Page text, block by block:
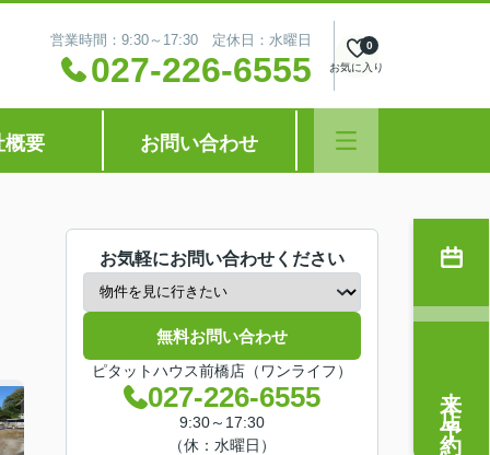
営業時間：9:30～17:30 定休日：水曜日
027-226-6555 お気に入り
0
概要 お問い合わせ
お気軽にお問い合わせください
無料お問い合わせ
ピタットハウス前橋店（ワンライフ）
027-226-6555
9:30～17:30
（休：水曜日）
来店予約